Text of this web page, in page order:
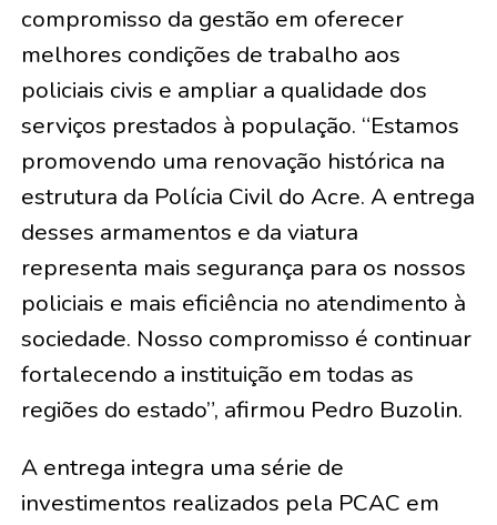
compromisso da gestão em oferecer
melhores condições de trabalho aos
policiais civis e ampliar a qualidade dos
serviços prestados à população. “Estamos
promovendo uma renovação histórica na
estrutura da Polícia Civil do Acre. A entrega
desses armamentos e da viatura
representa mais segurança para os nossos
policiais e mais eficiência no atendimento à
sociedade. Nosso compromisso é continuar
fortalecendo a instituição em todas as
regiões do estado”, afirmou Pedro Buzolin.
A entrega integra uma série de
investimentos realizados pela PCAC em